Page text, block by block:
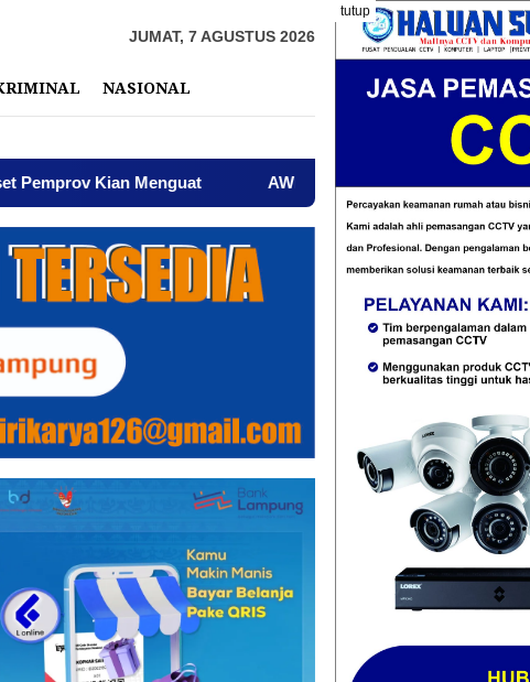
tutup
JUMAT, 7 AGUSTUS 2026
NASIONAL
AWPI Serukan Perdamaian dan Kecam Provokasi